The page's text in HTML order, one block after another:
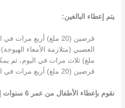
يتم إعطاء البالغين:
قرصين (20 ملغ) أربع
ملغ) ثلاث مرات في اليوم، ثم
قرصين (20 ملغ) أربع مرات في اليوم إذا لزم الأمر ذلك.
نقوم بإعطاء الأطفال من عمر 6 سنوات إلى عمر 12 سنة: